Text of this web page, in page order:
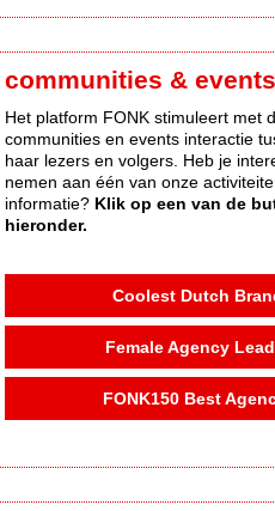
communities & events
Het platform FONK stimuleert met
communities en events interactie
haar lezers en volgers. Heb je
nemen aan één van onze
informatie? Klik op een van de
hieronder.
Coolest Dutch
Female Agency
FONK150 Best